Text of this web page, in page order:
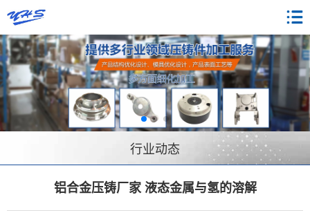
行业动态
铝合金压铸厂家 液态金属与氢的溶解